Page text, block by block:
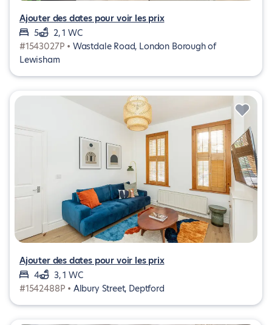
Ajouter des dates pour voir les prix
5
2, 1 WC
#1543027P • Wastdale Road, London Borough of
Lewisham
Ajouter des dates pour voir les prix
4
3, 1 WC
#1542488P • Albury Street, Deptford